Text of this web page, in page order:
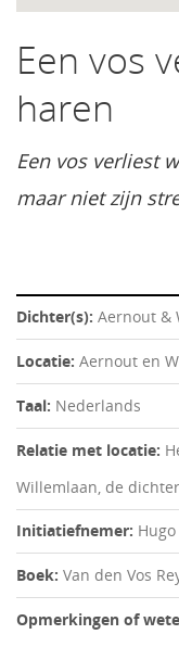
Een vos
haren
Een vos verliest
maar niet zijn
Dichter(s): Aernout &
Locatie: Aernout en
Taal: Nederlands
Relatie met locatie:
Willemlaan, de
Initiatiefnemer:
Boek: Van den Vos
Opmerkingen of